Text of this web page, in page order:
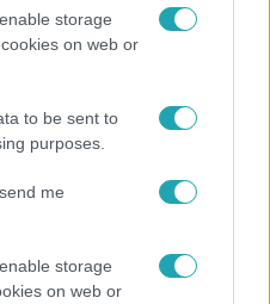
storage
on web or
to be sent to
purposes.
me
storage
on web or